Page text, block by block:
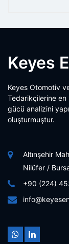
Keyes
Keyes Otomotiv
Tedarikçilerine en
gücü analizini
oluşturmuştur.
Altınşehir
Nilüfer /
+90 (224)